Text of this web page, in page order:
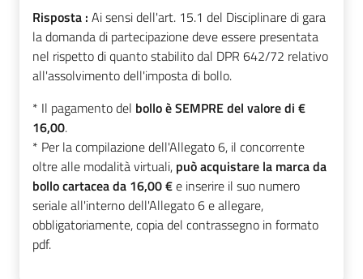
Risposta : Ai sensi dell'art. 15.1 del Disciplinare di gara
la domanda di partecipazione deve essere presentata
nel rispetto di quanto stabilito dal DPR 642/72 relativo
all'assolvimento dell'imposta di bollo.
* Il pagamento del bollo è SEMPRE del valore di €
16,00.
* Per la compilazione dell'Allegato 6, il concorrente
oltre alle modalità virtuali, può acquistare la marca da
bollo cartacea da 16,00 €e inserire il suo numero
seriale all'interno dell'Allegato 6 e allegare,
obbligatoriamente, copia del contrassegno in formato
pdf.